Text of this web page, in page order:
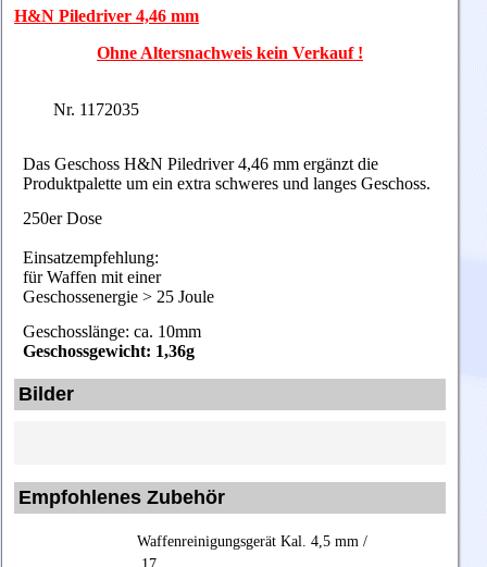
H&N Piledriver 4,46 mm
Ohne Altersnachweis kein Verkauf !
Nr. 1172035
Das Geschoss H&N Piledriver 4,46 mm ergänzt die
Produktpalette um ein extra schweres und langes Geschoss.
250er Dose
Einsatzempfehlung:
für Waffen mit einer
Geschossenergie > 25 Joule
Geschosslänge: ca. 10mm
Geschossgewicht: 1,36g
Bilder
Empfohlenes Zubehör
Waffenreinigungsgerät Kal. 4,5 mm /